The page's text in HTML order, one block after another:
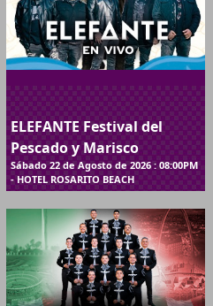
ELEFANTE Festival del
Pescado y Marisco
Sábado 22 de Agosto de 2026 : 08:00PM
- HOTEL ROSARITO BEACH